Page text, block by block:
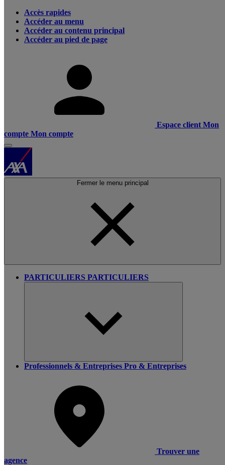
Accès rapides
Accéder au menu
Accéder au contenu principal
Accéder au pied de page
Espace client Mon
compte Mon compte
Fermer le menu principal
PARTICULIERS PARTICULIERS
Professionnels & Entreprises Pro & Entreprises
Trouver une
agence